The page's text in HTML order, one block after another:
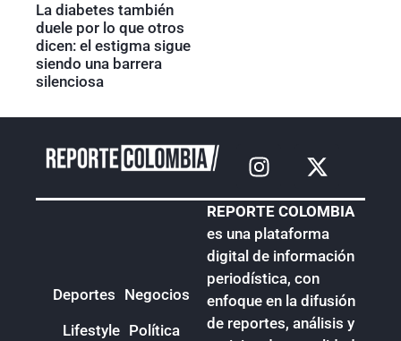
La diabetes también
duele por lo que otros
dicen: el estigma sigue
siendo una barrera
silenciosa
Deportes Negocios
Lifestyle Política
REPORTE COLOMBIA
es una plataforma
digital de información
periodística, con
enfoque en la difusión
de reportes, análisis y